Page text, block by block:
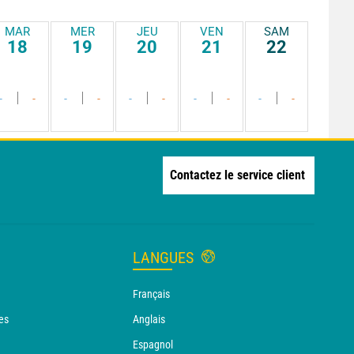
MAR
18
-
MER
19
- -
JEU
20
- -
VEN
21
- -
SAM
22
- -
Contactez le service client
LANGUES
Français
Anglais
Espagnol